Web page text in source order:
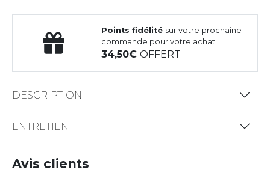
Points fidélité sur votre prochaine
commande pour votre achat
34,50OFFERT
DESCRIPTION
ENTRETIEN
Avis clients